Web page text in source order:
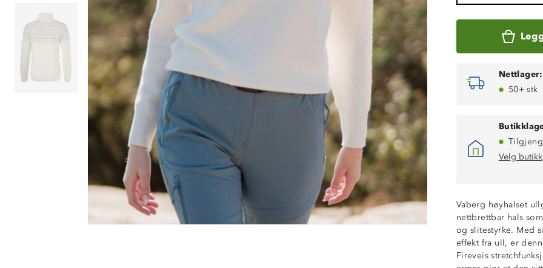
Nettlager:
50+ stk
Velg butikk
Vaberg høyhalset
nettbrettbar hals
og slitestyrke. Med
effekt fra ull, er
Fireveis